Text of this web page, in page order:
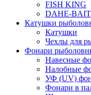
FISH KING
DAHE-BAIT
Катушки
Катушки
Чехлы для
Фонари
Навесные
Налобные
УФ (UV)
Фонари в